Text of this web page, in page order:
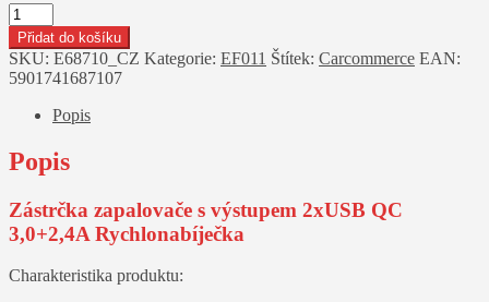
Zástrčka
zapalovače
s
výstupem
2xUSB
3,0+2,4A
Rychlonabíječka
množství
Přidat do košíku
SKU: E68710_CZ Kategorie: EF011 Štítek: Carcommerce EAN:
5901741687107
Popis
Popis
Zástrčka zapalovače s výstupem 2xUSB QC
3,0+2,4A Rychlonabíječka
Charakteristika produktu: